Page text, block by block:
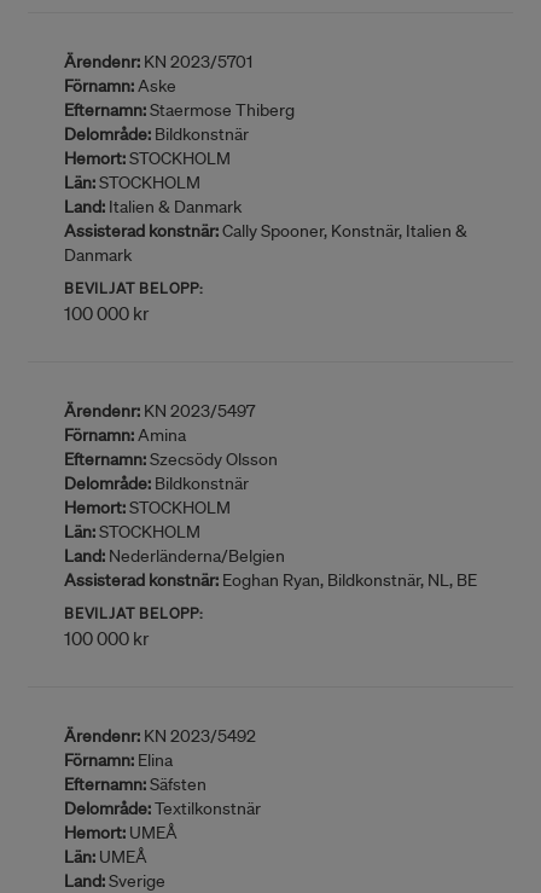
Ärendenr: KN 2023/5701
Förnamn:Aske
Efternamn:Staermose Thiberg
Delområde: Bildkonstnär
Hemort:STOCKHOLM
Län:STOCKHOLM
Land: Italien & Danmark
Assisterad konstnär:Cally Spooner, Konstnär, Italien &
Danmark
BEVILJAT BELOPP:
100 000 kr
Ärendenr: KN 2023/5497
Förnamn:Amina
Efternamn:Szecsödy Olsson
Delområde: Bildkonstnär
Hemort:STOCKHOLM
Län:STOCKHOLM
Land: Nederländerna/Belgien
Assisterad konstnär: Eoghan Ryan, Bildkonstnär, NL, BE
BEVILJAT BELOPP:
100 000 kr
Ärendenr: KN 2023/5492
Förnamn: Elina
Efternamn:Säfsten
Delområde:Textilkonstnär
Hemort: UMEÅ
Län: UMEÅ
Land:Sverige